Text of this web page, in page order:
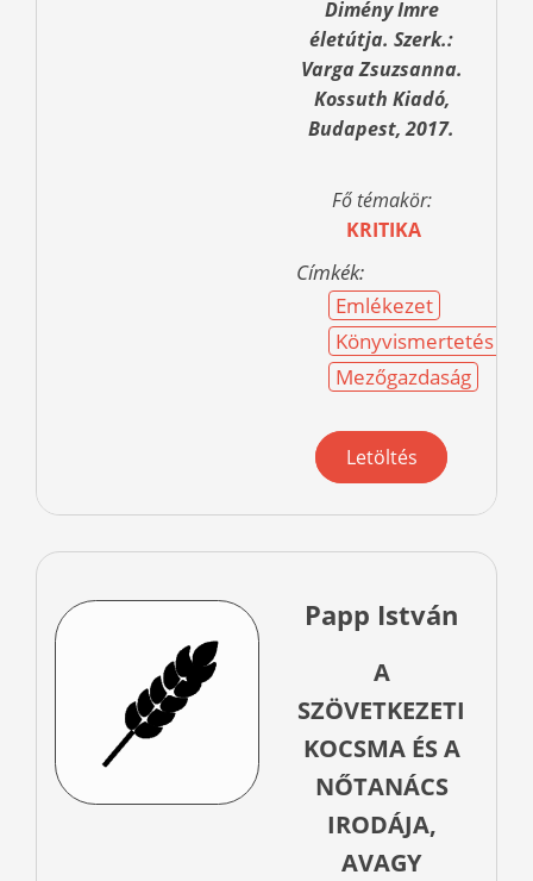
Dimény Imre
életútja. Szerk.:
Varga Zsuzsanna.
Kossuth Kiadó,
Budapest, 2017.
Fő témakör:
KRITIKA
Címkék:
Emlékezet
Könyvismertetés
Mezőgazdaság
Letöltés
Papp István
A
SZÖVETKEZETI
KOCSMA ÉS A
NŐTANÁCS
IRODÁJA,
AVAGY